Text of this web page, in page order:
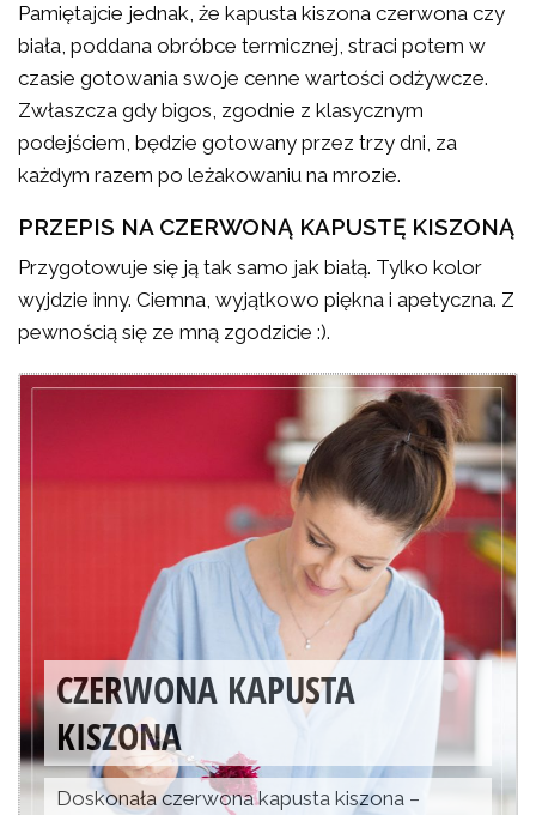
Pamiętajcie jednak, że kapusta kiszona czerwona czy
biała, poddana obróbce termicznej, straci potem w
czasie gotowania swoje cenne wartości odżywcze.
Zwłaszcza gdy bigos, zgodnie z klasycznym
podejściem, będzie gotowany przez trzy dni, za
każdym razem po leżakowaniu na mrozie.
PRZEPIS NA CZERWONĄ KAPUSTĘ KISZONĄ
Przygotowuje się ją tak samo jak białą. Tylko kolor
wyjdzie inny. Ciemna, wyjątkowo piękna i apetyczna. Z
pewnością się ze mną zgodzicie :).
CZERWONA KAPUSTA
KISZONA
Doskonała czerwona kapusta kiszona –